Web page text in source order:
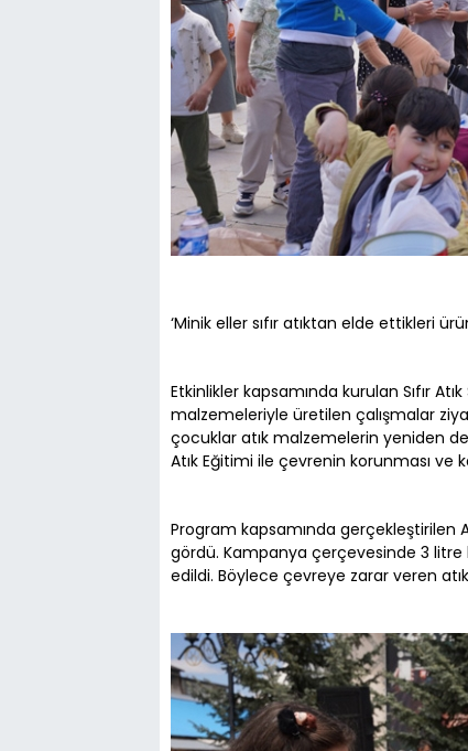
‘Minik eller sıfır atıktan elde ettikleri
Etkinlikler kapsamında kurulan Sıfır
malzemeleriyle üretilen çalışmalar
çocuklar atık malzemelerin yeniden
Atık Eğitimi ile çevrenin korunması ve
Program kapsamında gerçekleştirilen
gördü. Kampanya çerçevesinde 3 litre
edildi. Böylece çevreye zarar veren